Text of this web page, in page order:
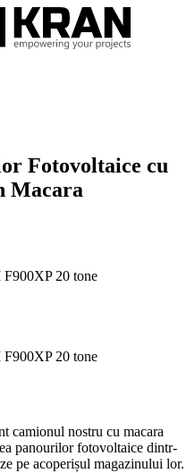
Fotovoltaice cu
Macara
20 tone
20 tone
camionul nostru cu macara
panourilor fotovoltaice dintr-
pe acoperișul magazinului lor.